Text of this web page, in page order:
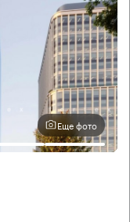
Еще фото